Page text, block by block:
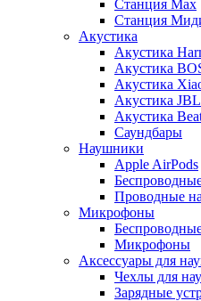
Станция Max
Станция
Акустика
Акустика
Акустика
Акустика
Акустика JBL
Акустика
Саундбары
Наушники
Apple AirPods
Проводные
Микрофоны
Микрофоны
Аксессуары для
Чехлы для
Зарядные